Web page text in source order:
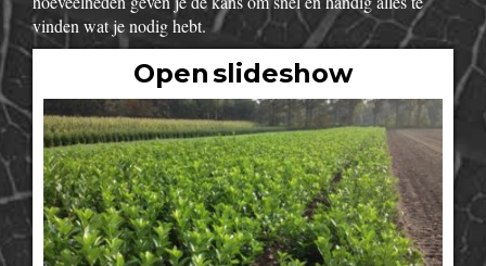
vinden wat je nodig hebt.
Open slideshow